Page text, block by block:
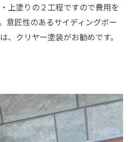
上塗りの２工程ですので費用を
意匠性のあるサイディングボー
、クリヤー塗装がお勧めです。